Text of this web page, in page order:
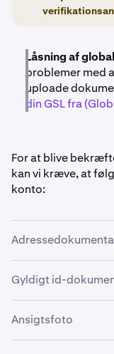
Låsning af
problemer med
uploade
din GSL fra
For at blive
kan vi kræve, at
konto:
adresse og være
datoen for
adresser fra alle
Gyldigt id-
Gyldige
Ansigtsfoto